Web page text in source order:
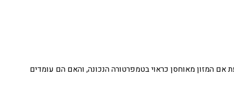
אם המזון מאוחסן כראוי בטמפרטורה הנכונה, והאם הם עומדים